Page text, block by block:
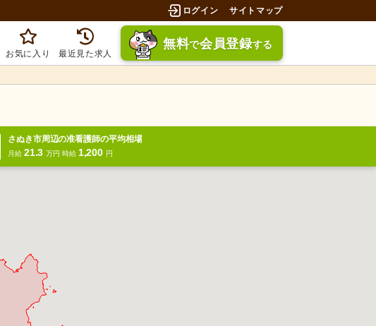
ログイン サイトマップ
お気に入り 最近見た求人
無料で会員登録する
さぬき市周辺の准看護師の平均相場
月給 21.3万円 時給 1,200 円